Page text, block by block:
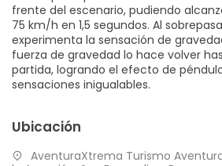
frente del escenario, pudiendo
75 km/h en 1,5 segundos. Al
experimenta la sensación de
fuerza de gravedad lo hace volver
partida, logrando el efecto de
sensaciones inigualables.
Ubicación
AventuraXtrema Turismo